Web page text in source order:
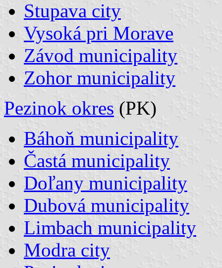
Stupava city
Vysoká pri Morave
Závod municipality
Zohor municipality
Pezinok okres (PK)
Báhoň municipality
Častá municipality
Doľany municipality
Dubová municipality
Limbach municipality
Modra city